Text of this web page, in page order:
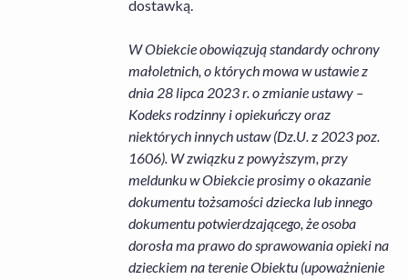
dostawką.
W Obiekcie obowiązują standardy ochrony
małoletnich, o których mowa w ustawie z
dnia 28 lipca 2023 r. o zmianie ustawy –
Kodeks rodzinny i opiekuńczy oraz
niektórych innych ustaw (Dz.U. z 2023 poz.
1606). W związku z powyższym, przy
meldunku w Obiekcie prosimy o okazanie
dokumentu tożsamości dziecka lub innego
dokumentu potwierdzającego, że osoba
dorosła ma prawo do sprawowania opieki na
dzieckiem na terenie Obiektu (upoważnienie